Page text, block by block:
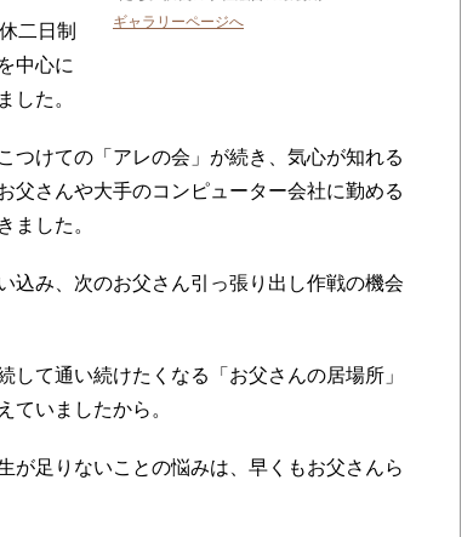
ギャラリーページへ
二日制
中心に
した。
けての「アレの会」が続き、気心が知れる
父さんや大手のコンピューター会社に勤める
ました。
み、次のお父さん引っ張り出し作戦の機会
て通い続けたくなる「お父さんの居場所」
ていましたから。
足りないことの悩みは、早くもお父さんら